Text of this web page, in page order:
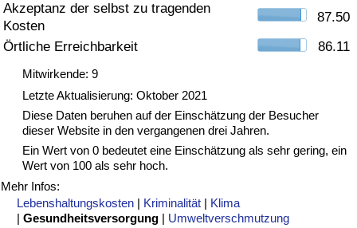
Akzeptanz der selbst zu tragenden
Kosten
87.50
Örtliche Erreichbarkeit
86.11
Mitwirkende: 9
Letzte Aktualisierung: Oktober 2021
Diese Daten beruhen auf der Einschätzung der Besucher
dieser Website in den vergangenen drei Jahren.
Ein Wert von 0 bedeutet eine Einschätzung als sehr gering, ein
Wert von 100 als sehr hoch.
Mehr Infos:
Lebenshaltungskosten | Kriminalität | Klima
|Gesundheitsversorgung | Umweltverschmutzung
Gesundheitsversorgungs-Index nach Land
Umweltverschmutzungs-Index (aktuell)
Verschmutzungsindex
Umweltverschmutzungs-Index nach Land
Verkehr